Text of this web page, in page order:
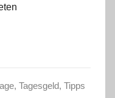
, Tagesgeld, Tipps